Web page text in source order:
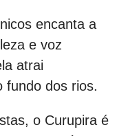
encanta a
e voz
atrai
fundo dos rios.
o Curupira é